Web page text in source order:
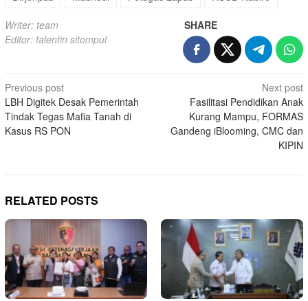
Writer: team
Editor: falentin sitompul
SHARE
Post
navigation
Previous post
LBH Digitek Desak Pemerintah
Tindak Tegas Mafia Tanah di
Kasus RS PON
Next post
Fasilitasi Pendidikan Anak
Kurang Mampu, FORMAS
Gandeng iBlooming, CMC dan
KIPIN
RELATED POSTS